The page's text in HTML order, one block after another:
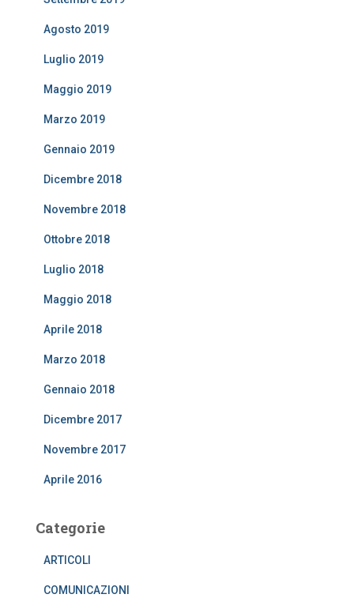
Agosto 2019
Luglio 2019
Maggio 2019
Marzo 2019
Gennaio 2019
Dicembre 2018
Novembre 2018
Ottobre 2018
Luglio 2018
Maggio 2018
Aprile 2018
Marzo 2018
Gennaio 2018
Dicembre 2017
Novembre 2017
Aprile 2016
Categorie
ARTICOLI
COMUNICAZIONI